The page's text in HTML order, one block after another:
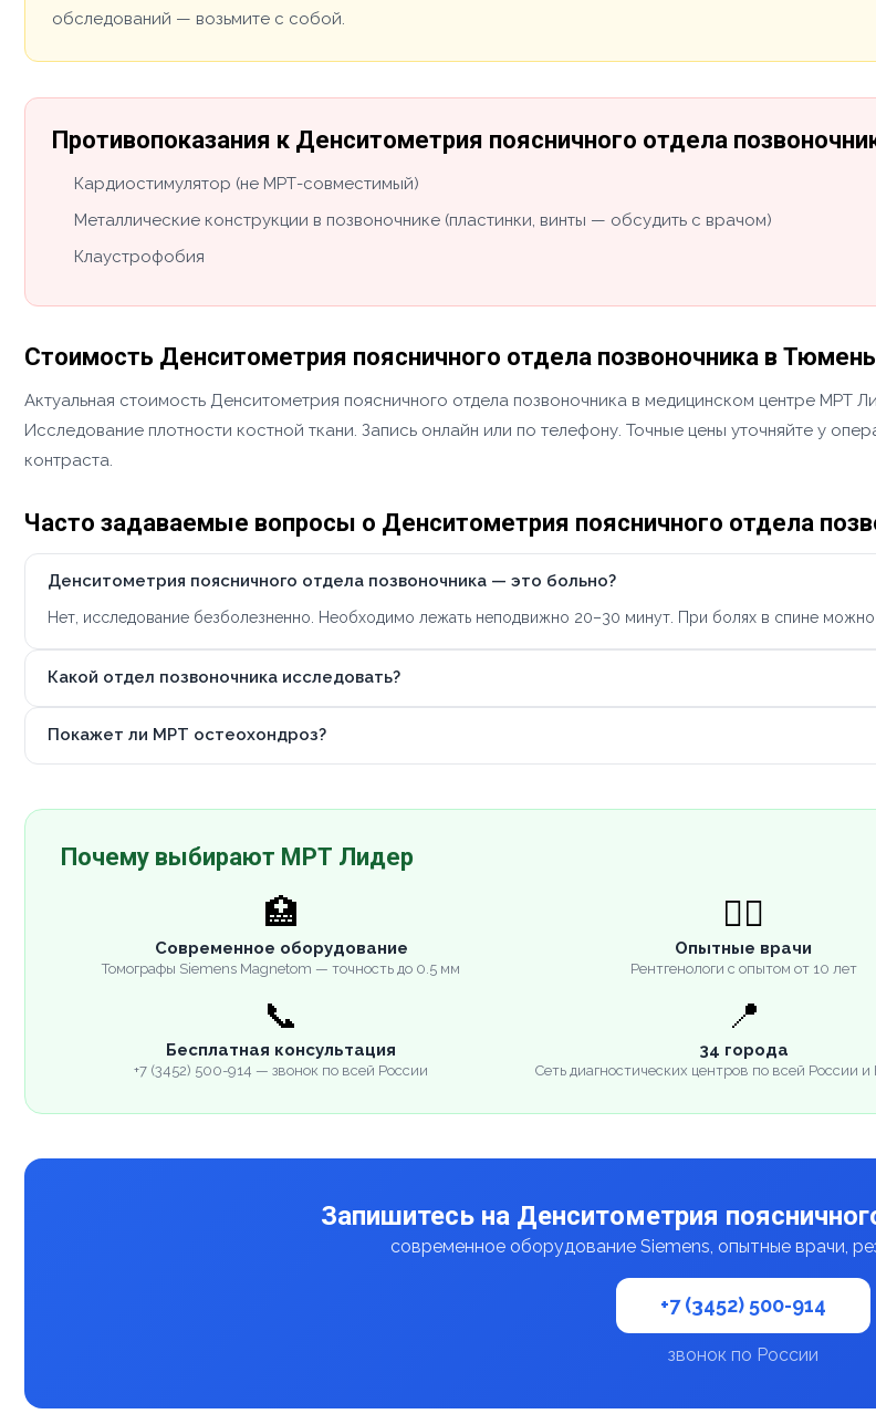
обследований — возьмите с собой.
Противопоказания к Денситометрия поясничного отдела
Кардиостимулятор (не МРТ-совместимый)
Металлические конструкции в позвоночнике (пластинки, винты — обсудить с врачом)
Клаустрофобия
Стоимость Денситометрия поясничного отдела позвоночника в Тюмень
Актуальная стоимость Денситометрия поясничного отдела позвоночника в медицинском центре
Исследование плотности костной ткани. Запись онлайн или по телефону. Точные цены уточняйте у
контраста.
Часто задаваемые вопросы о Денситометрия поясничного отдела
Денситометрия поясничного отдела позвоночника — это больно?
Нет, исследование безболезненно. Необходимо лежать неподвижно 20–30 минут. При болях в спине
Какой отдел позвоночника исследовать?
Покажет ли МРТ остеохондроз?
Почему выбирают МРТ Лидер
🏥
Современное оборудование
Томографы Siemens Magnetom — точность до 0.5 мм
👨‍⚕️
Опытные врачи
Рентгенологи с опытом от 10 лет
📞
Бесплатная консультация
+7 (3452) 500-914 — звонок по всей России
📍
34 города
Сеть диагностических центров по всей России и
Запишитесь на Денситометрия
современное оборудование Siemens, опытные врачи,
+7 (3452) 500-914
звонок по России